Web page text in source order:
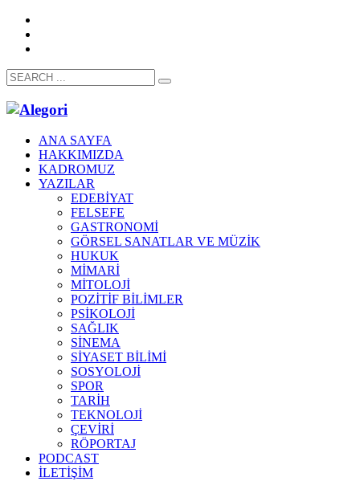
ANA SAYFA
HAKKIMIZDA
KADROMUZ
YAZILAR
EDEBİYAT
FELSEFE
GASTRONOMİ
GÖRSEL SANATLAR VE MÜZİK
HUKUK
MİMARİ
MİTOLOJİ
POZİTİF BİLİMLER
PSİKOLOJİ
SAĞLIK
SİNEMA
SİYASET BİLİMİ
SOSYOLOJİ
SPOR
TARİH
TEKNOLOJİ
ÇEVİRİ
RÖPORTAJ
PODCAST
İLETİŞİM